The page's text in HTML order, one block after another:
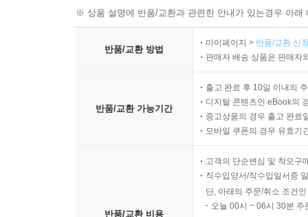
※ 상품 설명에 반품/교환과 관련한 안내가 있는경우 아
반품/교환 방법
마이페이지 > 반품/교환 신
판매자 배송 상품은 판매자
반품/교환 가능기간
출고 완료 후 10일 이내의
디지털 콘텐츠인 eBook의
중고상품의 경우 출고 완료
모바일 쿠폰의 경우 유효기
반품/교환 비용
고객의 단순변심 및 착오구
직수입양서/직수입일서중
단, 아래의 주문/취소 조건
오늘 00시 ~ 06시 30분